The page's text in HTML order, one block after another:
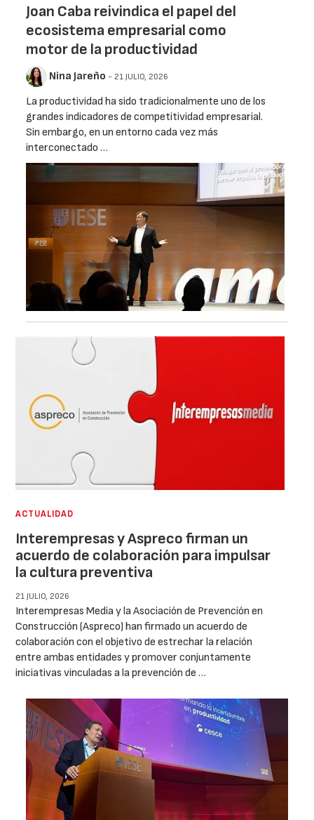
Joan Caba reivindica el papel del
ecosistema empresarial como
motor de la productividad
Nina Jareño - 21 JULIO, 2026
La productividad ha sido tradicionalmente uno de los
grandes indicadores de competitividad empresarial.
Sin embargo, en un entorno cada vez más
interconectado …
ACTUALIDAD
Interempresas y Aspreco firman un
acuerdo de colaboración para impulsar
la cultura preventiva
21 JULIO, 2026
Interempresas Media y la Asociación de Prevención en
Construcción (Aspreco) han firmado un acuerdo de
colaboración con el objetivo de estrechar la relación
entre ambas entidades y promover conjuntamente
iniciativas vinculadas a la prevención de …